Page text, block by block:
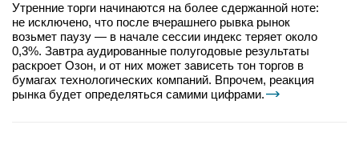
Утренние торги начинаются на более сдержанной ноте:
не исключено, что после вчерашнего рывка рынок
возьмет паузу — в начале сессии индекс теряет около
0,3%. Завтра аудированные полугодовые результаты
раскроет Озон, и от них может зависеть тон торгов в
бумагах технологических компаний. Впрочем, реакция
рынка будет определяться самими цифрами.